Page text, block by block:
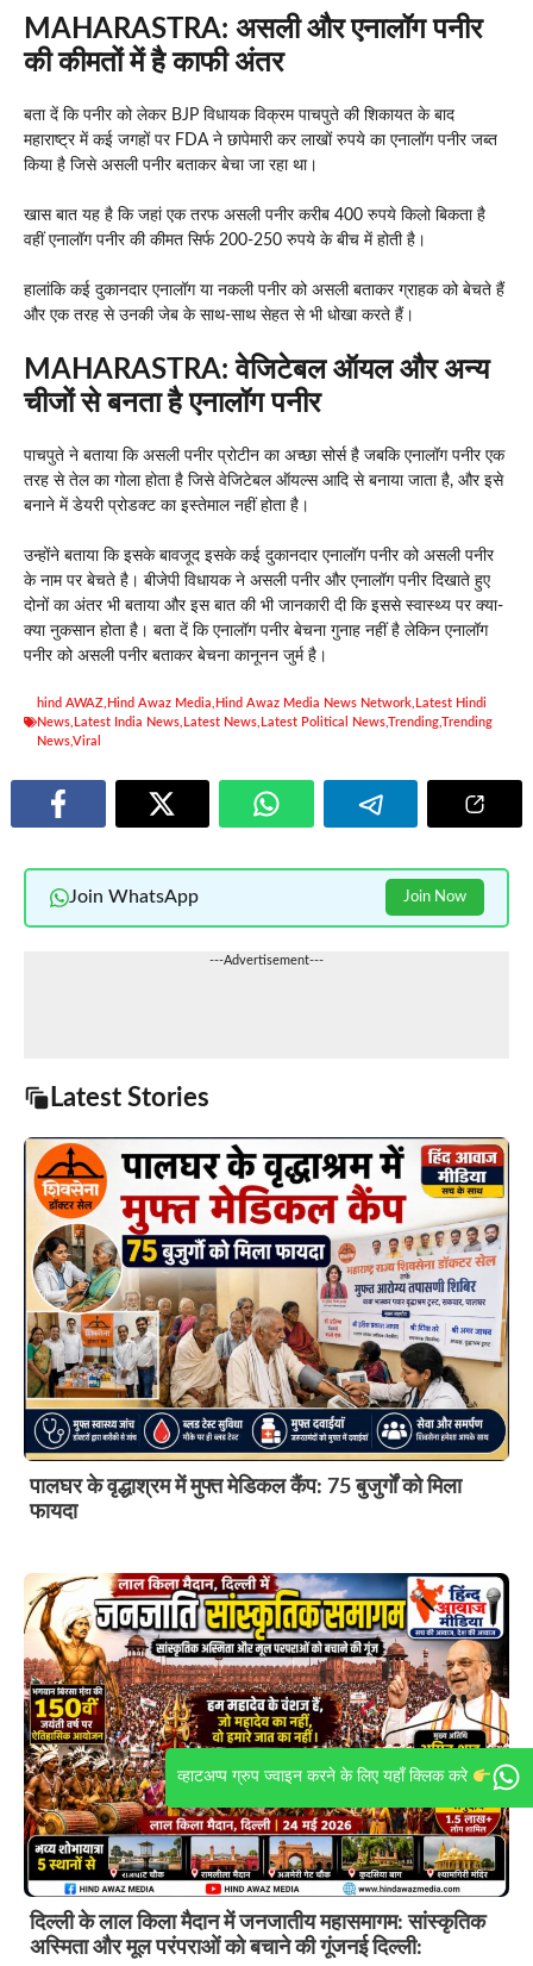
व्हाटअप्प ग्रुप ज्वाइन करने के लिए यहाँ क्लिक करे
MAHARASTRA: असली और एनालॉग पनीर
की कीमतों में है काफी अंतर
बता दें कि पनीर को लेकर BJP विधायक विक्रम पाचपुते की शिकायत के बाद
महाराष्ट्र में कई जगहों पर FDA ने छापेमारी कर लाखों रुपये का एनालॉग पनीर जब्त
किया है जिसे असली पनीर बताकर बेचा जा रहा था।
खास बात यह है कि जहां एक तरफ असली पनीर करीब 400 रुपये किलो बिकता है
वहीं एनालॉग पनीर की कीमत सिर्फ 200-250 रुपये के बीच में होती है।
हालांकि कई दुकानदार एनालॉग या नकली पनीर को असली बताकर ग्राहक को बेचते हैं
और एक तरह से उनकी जेब के साथ-साथ सेहत से भी धोखा करते हैं।
MAHARASTRA:वेजिटेबल ऑयल और अन्य
चीजों से बनता है एनालॉग पनीर
पाचपुते ने बताया कि असली पनीर प्रोटीन का अच्छा सोर्स है जबकि एनालॉग पनीर एक
तरह से तेल का गोला होता है जिसे वेजिटेबल ऑयल्स आदि से बनाया जाता है, और इसे
बनाने में डेयरी प्रोडक्ट का इस्तेमाल नहीं होता है।
उन्होंने बताया कि इसके बावजूद इसके कई दुकानदार एनालॉग पनीर को असली पनीर
के नाम पर बेचते है। बीजेपी विधायक ने असली पनीर और एनालॉग पनीर दिखाते हुए
दोनों का अंतर भी बताया और इस बात की भी जानकारी दी कि इससे स्वास्थ्य पर क्या-
क्या नुकसान होता है। बता दें कि एनालॉग पनीर बेचना गुनाह नहीं है लेकिन एनालॉग
पनीर को असली पनीर बताकर बेचना कानूनन जुर्म है।
hind AWAZ Hind Awaz Media Hind Awaz Media News Network Latest Hindi
News Latest India News Latest News Latest Political NewsTrendingTrending
NewsViral
Join WhatsApp Join Now
---Advertisement---
Latest Stories
पालघर के वृद्धाश्रम में मुफ्त मेडिकल कैंप: 75 बुजुर्गों को मिला
फायदा
दिल्ली के लाल किला मैदान में जनजातीय महासमागम: सांस्कृतिक
अस्मिता और मूल परंपराओं को बचाने की गूंजनई दिल्ली: